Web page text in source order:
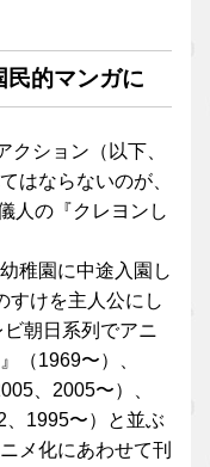
民的マンガに
ション（以下、
はならないのが、
人の『クレヨンし
稚園に中途入園し
すけを主人公にし
朝日系列でアニ
（1969〜）、
、2005〜）、
、1995〜）と並ぶ
メ化にあわせて刊